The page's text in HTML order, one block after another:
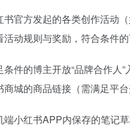
书官方发起的各类创作活动
动规则与奖励，符合条件
条件的博主开放“品牌合作人
城的商品链接（需满足平
端小红书APP内保存的笔记
这届大学新
10 几十万人在